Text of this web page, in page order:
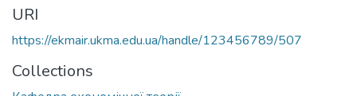
URI
https://ekmair.ukma.edu.ua/handle/123456789/507
Collections